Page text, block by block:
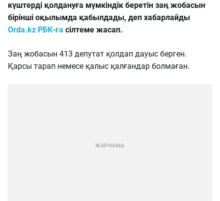
күштерді қолдануға мүмкіндік беретін заң жобасын
бірінші оқылымда қабылдады, деп хабарлайды
Orda.kz РБК-ға сілтеме жасап.
Заң жобасын 413 депутат қолдап дауыс берген.
Қарсы тарап немесе қалыс қалғандар болмаған.